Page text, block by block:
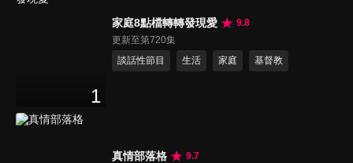
1
家庭8點檔轉轉發現愛
9.8
更新至第720集
談話性節目
生活 家庭 基督教
真情部落格
9.7